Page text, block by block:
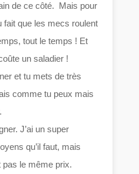
de ce côté. Mais pour
fait que les mecs roulent
tout le temps ! Et
un saladier !
et tu mets de très
comme tu peux mais
J’ai un super
qu’il faut, mais
pas le même prix.